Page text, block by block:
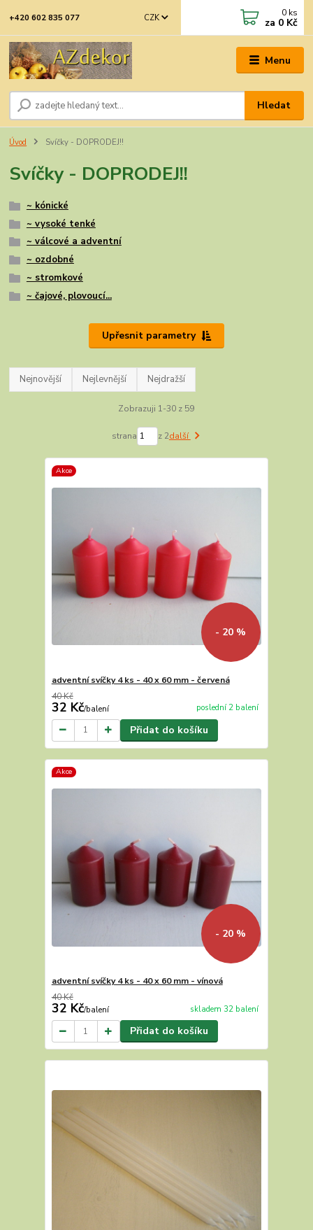
Menu
CZK
Hledat
+420 602 835 077 0 ks
za 0 Kč
Úvod Svíčky - DOPRODEJ!!
Svíčky - DOPRODEJ!!
~ kónické
~ vysoké tenké
~ válcové a adventní
~ ozdobné
~ stromkové
~ čajové, plovoucí...
Upřesnit parametry
Nejnovější Nejlevnější Nejdražší
Zobrazuji 1-30 z 59
strana z 2další
Akce
- 20 %
adventní svíčky 4 ks - 40 x 60 mm - červená
40 Kč
32 Kč/balení poslední 2 balení
Přidat do košíku
Akce
- 20 %
adventní svíčky 4 ks - 40 x 60 mm - vínová
40 Kč
32 Kč/balení skladem 32 balení
Přidat do košíku